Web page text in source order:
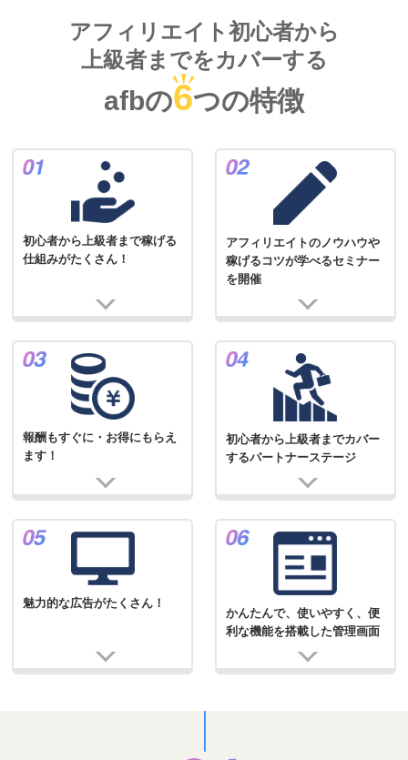
アフィリエイト初心者から
上級者までをカバーする
afbの6つの特徴
初心者から上級者まで稼げる
仕組みがたくさん！
アフィリエイトのノウハウや
稼げるコツが学べるセミナー
を開催
報酬もすぐに・お得にもらえ
ます！
初心者から上級者までカバー
するパートナーステージ
魅力的な広告がたくさん！
かんたんで、使いやすく、便
利な機能を搭載した管理画面